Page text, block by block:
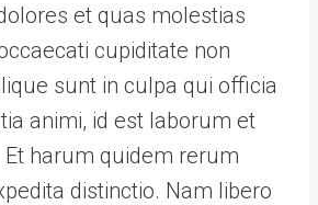
et quas molestias
cupiditate non
sunt in culpa qui officia
animi, id est laborum et
harum quidem rerum
distinctio. Nam libero